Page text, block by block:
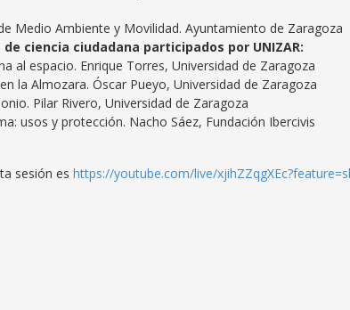
Medio Ambiente y Movilidad. Ayuntamiento de Zaragoza
ciencia ciudadana participados por UNIZAR:
al espacio. Enrique Torres, Universidad de Zaragoza
la Almozara. Óscar Pueyo, Universidad de Zaragoza
Pilar Rivero, Universidad de Zaragoza
usos y protección. Nacho Sáez, Fundación Ibercivis
sesión es https://youtube.com/live/